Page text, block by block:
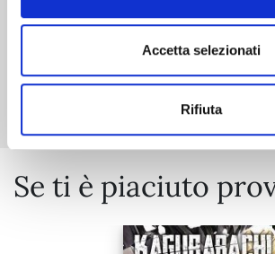
Accetta selezionati
Rifiuta
Mostra tutto
Se ti è piaciuto